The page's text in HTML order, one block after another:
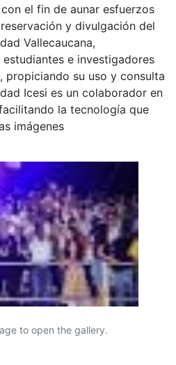
el fin de aunar esfuerzos
y divulgación del
Vallecaucana,
e investigadores
propiciando su uso y consulta
Icesi es un colaborador en
la tecnología que
imágenes
to open the gallery.